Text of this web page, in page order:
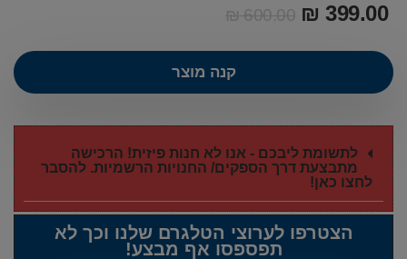
₪600.00 ₪ 399.00
קנה מוצר
לתשומת ליבכם - אנו לא חנות פיזית! הרכישה
מתבצעת דרך הספקים/ החנויות הרשמיות. להסבר
לחצו כאן!
הצטרפו לערוצי הטלגרם שלנו וכך לא
תפספסו אף מבצע!